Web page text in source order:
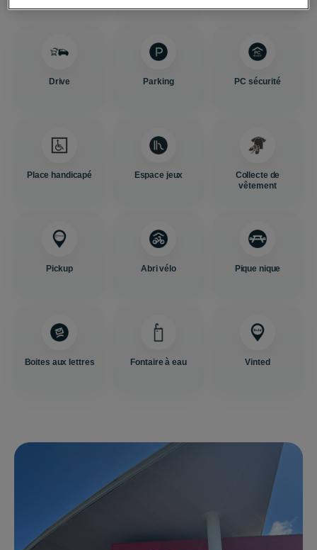
Drive Parking PC sécurité
Place handicapé Espace jeux
Collecte de
vêtement
Pickup Abri vélo Pique nique
Boites aux lettres Fontaire à eau Vinted